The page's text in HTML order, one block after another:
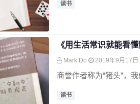
读书
《用生活常识就能看
Mark Do 2019年9月17日
商誉作者称为“猪头”，
读书